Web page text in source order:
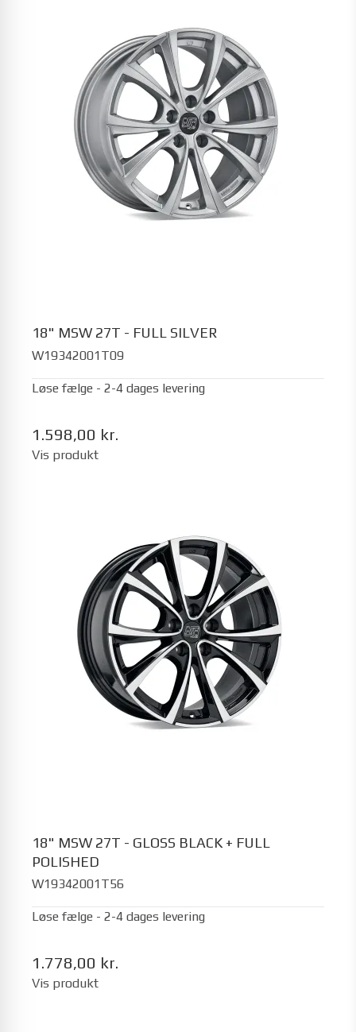
18" MSW 27T - FULL SILVER
W19342001T09
Løse fælge - 2-4 dages levering
1.598,00 kr.
Vis produkt
18" MSW 27T - GLOSS BLACK + FULL
POLISHED
W19342001T56
Løse fælge - 2-4 dages levering
1.778,00 kr.
Vis produkt